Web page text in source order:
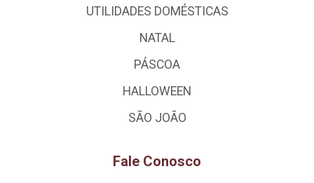
UTILIDADES DOMÉSTICAS
NATAL
PÁSCOA
HALLOWEEN
SÃO JOÃO
Fale Conosco